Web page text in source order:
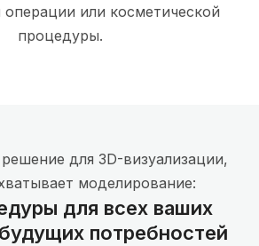
операции или косметической
процедуры.
для 3D-визуализации,
моделирование:
для всех ваших
потребностей